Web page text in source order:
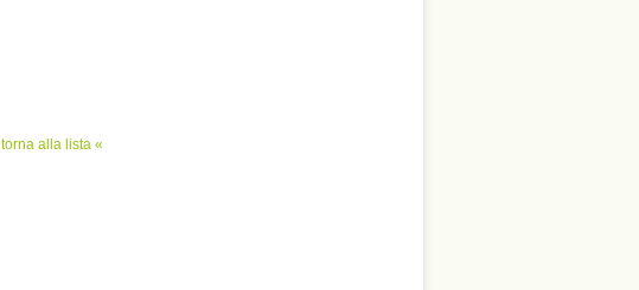
torna alla lista «